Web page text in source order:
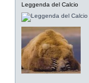
Leggenda del Calcio